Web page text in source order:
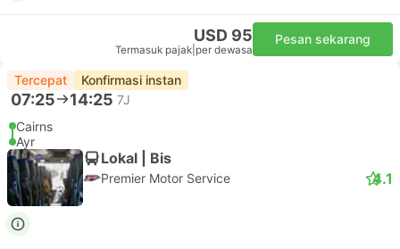
USD 95
Termasuk pajak per dewasa
Pesan sekarang
Tercepat Konfirmasi instan
07:25 14:25 7J
Cairns
Ayr
Lokal | Bis
Premier Motor Service 4.1